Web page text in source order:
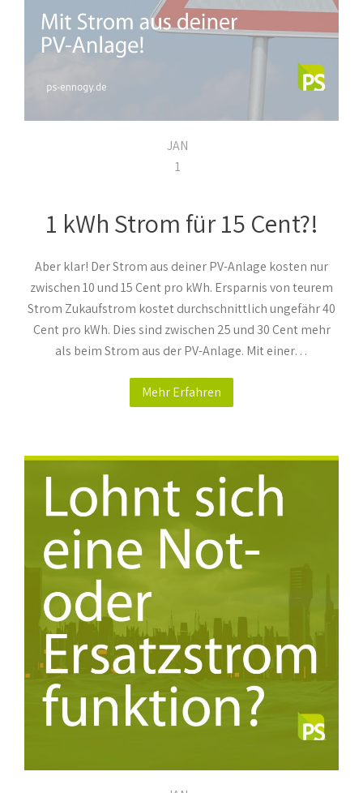
JAN
1
1 kWh Strom für 15 Cent?!
Aber klar! Der Strom aus deiner PV-Anlage kosten nur
zwischen 10 und 15 Cent pro kWh. Ersparnis von teurem
Strom Zukaufstrom kostet durchschnittlich ungefähr 40
Cent pro kWh. Dies sind zwischen 25 und 30 Cent mehr
als beim Strom aus der PV-Anlage. Mit einer…
Mehr Erfahren